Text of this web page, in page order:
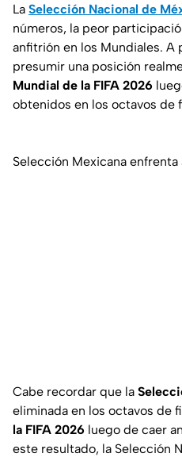
La Selección Nacional de
números, la peor
anfitrión en los Mundiales. A
presumir una posición
Mundial de la FIFA 2026
obtenidos en los octavos de
Selección Mexicana
Cabe recordar que la
eliminada en los octavos de
la FIFA 2026 luego de caer
este resultado, la Selección